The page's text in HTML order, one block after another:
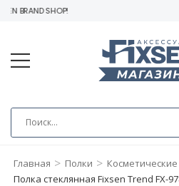
BRAND SHOP!
Главная > Полки > Косметические
Полка стеклянная Fixsen Trend FX-